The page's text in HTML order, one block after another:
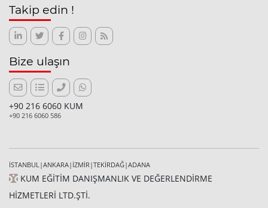
Takip edin !
Bize ulaşın
+90 216 6060 KUM
+90 216 6060 586
İSTANBUL|ANKARA|İZMİR|TEKİRDAĞ|ADANA
KUM EĞİTİM DANIŞMANLIK VE DEĞERLENDİRME
HİZMETLERİ LTD.ŞTİ.